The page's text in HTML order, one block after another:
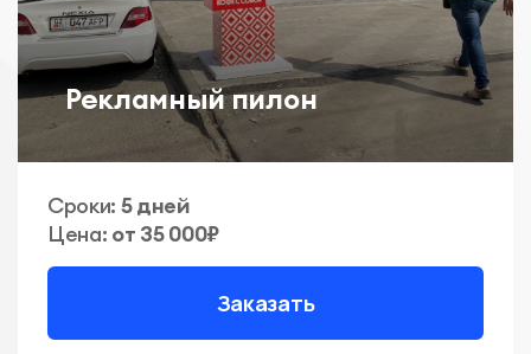
Рекламный пилон
Сроки: 5 дней
Цена: от 35 000₽
Заказать